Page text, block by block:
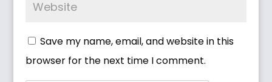
Save my name, email, and website in this
browser for the next time I comment.